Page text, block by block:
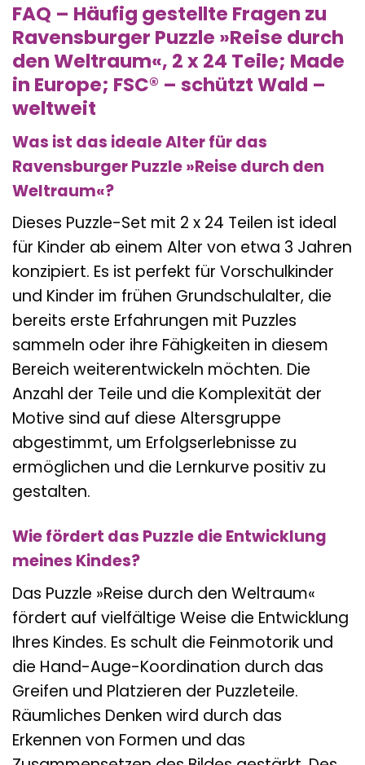
FAQ – Häufig gestellte Fragen zu
Ravensburger Puzzle »Reise durch
den Weltraum«, 2 x 24 Teile; Made
in Europe; FSC® – schützt Wald –
weltweit
Was ist das ideale Alter für das
Ravensburger Puzzle »Reise durch den
Weltraum«?
Dieses Puzzle-Set mit 2 x 24 Teilen ist ideal
für Kinder ab einem Alter von etwa 3 Jahren
konzipiert. Es ist perfekt für Vorschulkinder
und Kinder im frühen Grundschulalter, die
bereits erste Erfahrungen mit Puzzles
sammeln oder ihre Fähigkeiten in diesem
Bereich weiterentwickeln möchten. Die
Anzahl der Teile und die Komplexität der
Motive sind auf diese Altersgruppe
abgestimmt, um Erfolgserlebnisse zu
ermöglichen und die Lernkurve positiv zu
gestalten.
Wie fördert das Puzzle die Entwicklung
meines Kindes?
Das Puzzle »Reise durch den Weltraum«
fördert auf vielfältige Weise die Entwicklung
Ihres Kindes. Es schult die Feinmotorik und
die Hand-Auge-Koordination durch das
Greifen und Platzieren der Puzzleteile.
Räumliches Denken wird durch das
Erkennen von Formen und das